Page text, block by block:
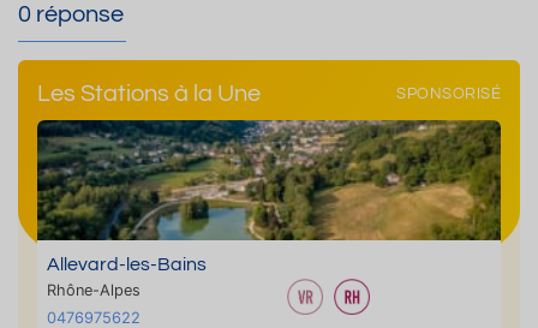
0 réponse
Les Stations à la Une SPONSORISÉ
Allevard-les-Bains
Rhône-Alpes
0476975622